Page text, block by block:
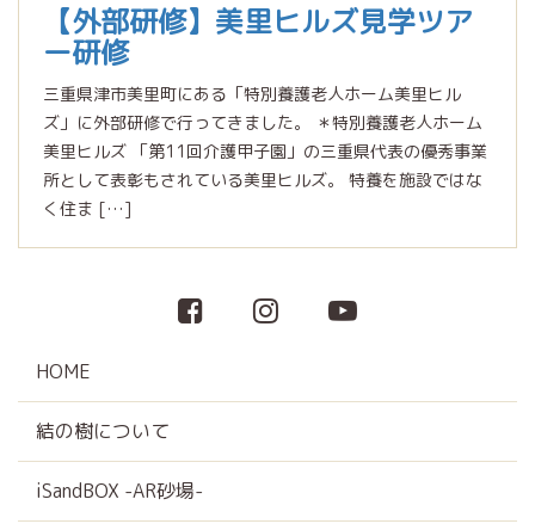
【外部研修】美里ヒルズ見学ツア
ー研修
三重県津市美里町にある「特別養護老人ホーム美里ヒル
ズ」に外部研修で行ってきました。 ＊特別養護老人ホーム
美里ヒルズ 「第11回介護甲子園」の三重県代表の優秀事業
所として表彰もされている美里ヒルズ。 特養を施設ではな
く住ま […]
HOME
結の樹について
iSandBOX -AR砂場-